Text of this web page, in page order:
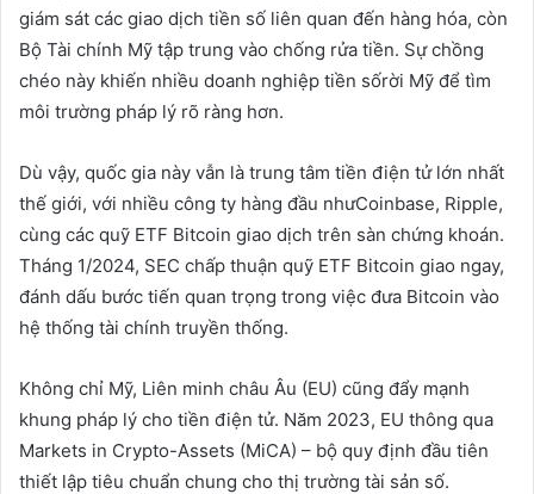
giám sát các giao dịch tiền số liên quan đến hàng hóa, còn
Bộ Tài chính Mỹ tập trung vào chống rửa tiền. Sự chồng
chéo này khiến nhiều doanh nghiệp tiền sốrời Mỹ để tìm
môi trường pháp lý rõ ràng hơn.
Dù vậy, quốc gia này vẫn là trung tâm tiền điện tử lớn nhất
thế giới, với nhiều công ty hàng đầu nhưCoinbase, Ripple,
cùng các quỹ ETF Bitcoin giao dịch trên sàn chứng khoán.
Tháng 1/2024, SEC chấp thuận quỹ ETF Bitcoin giao ngay,
đánh dấu bước tiến quan trọng trong việc đưa Bitcoin vào
hệ thống tài chính truyền thống.
Không chỉ Mỹ, Liên minh châu Âu (EU) cũng đẩy mạnh
khung pháp lý cho tiền điện tử. Năm 2023, EU thông qua
Markets in Crypto-Assets (MiCA) – bộ quy định đầu tiên
thiết lập tiêu chuẩn chung cho thị trường tài sản số.